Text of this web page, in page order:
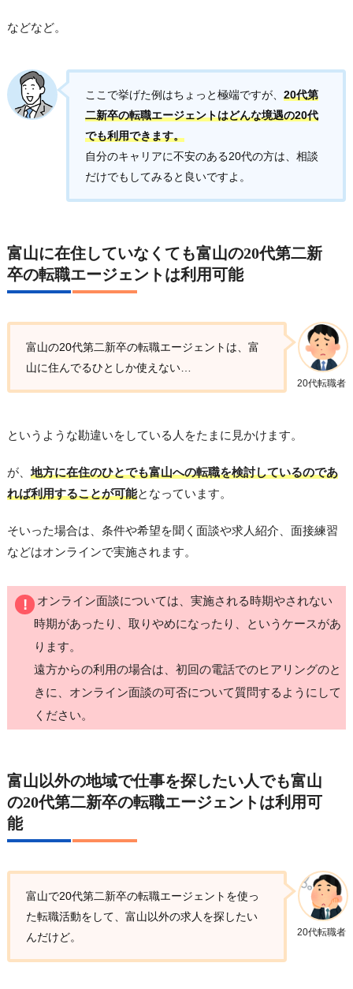
などなど。
ここで挙げた例はちょっと極端ですが、 20代第
二新卒の転職エージェントはどんな境遇の20代
でも利用できます。
自分のキャリアに不安のある20代の方は、相談
だけでもしてみると良いですよ。
富山に在住していなくても富山の20代第二新
卒の転職エージェントは利用可能
20代転職者
富山の20代第二新卒の転職エージェントは、富
山に住んでるひとしか使えない…
というような勘違いをしている人をたまに見かけます。
が、地方に在住のひとでも富山への転職を検討しているのであ
れば利用することが可能となっています。
そいった場合は、条件や希望を聞く面談や求人紹介、面接練習
などはオンラインで実施されます。
オンライン面談については、実施される時期やされない
時期があったり、取りやめになったり、というケースがあ
ります。
遠方からの利用の場合は、初回の電話でのヒアリングのと
きに、オンライン面談の可否について質問するようにして
ください。
富山以外の地域で仕事を探したい人でも富山
の20代第二新卒の転職エージェントは利用可
能
20代転職者
富山で20代第二新卒の転職エージェントを使っ
た転職活動をして、富山以外の求人を探したい
んだけど。